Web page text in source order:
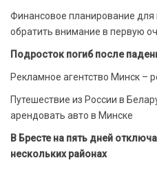
Финансовое планирование для
обратить внимание в первую
Подросток погиб после
Рекламное агентство Минск –
Путешествие из России в
арендовать авто в Минске
В Бресте на пять дней
нескольких районах